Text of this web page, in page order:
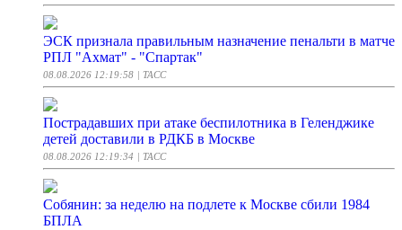
ЭСК признала правильным назначение пенальти в матче
РПЛ "Ахмат" - "Спартак"
08.08.2026 12:19:58 | ТАСС
Пострадавших при атаке беспилотника в Геленджике
детей доставили в РДКБ в Москве
08.08.2026 12:19:34 | ТАСС
Собянин: за неделю на подлете к Москве сбили 1984
БПЛА